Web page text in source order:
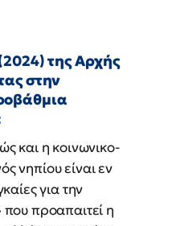
της Αρχής
στην
και η κοινωνικο-
νηπίου είναι εν
για την
που προαπαιτεί η